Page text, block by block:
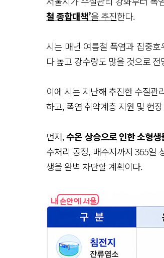
철 종합대책’을 추진한다.
시는 매년 여름철 폭염과 집중
다 높고 강수량도 많을 것으로
이에 시는 지난해 추진한 수질
하고, 폭염 취약계층 지원 및 현
먼저,수온 상승으로 인한 소형
수처리 공정, 배수지까지 365일
생을 완벽 차단할 계획이다.